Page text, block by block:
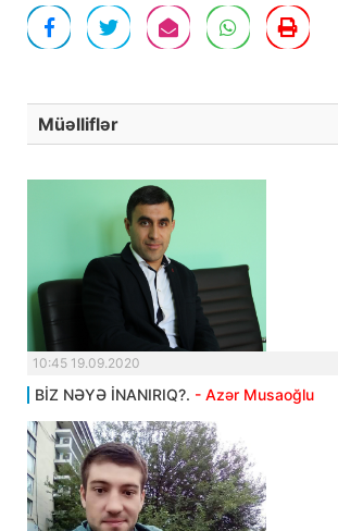
Müəlliflər
10:45 19.09.2020
BİZ NƏYƏ İNANIRIQ?. - Azər Musaoğlu